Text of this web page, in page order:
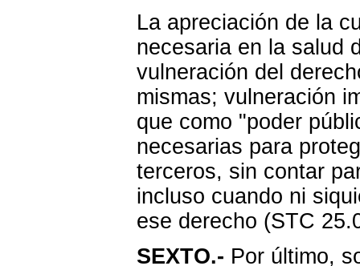
La apreciación de la
necesaria en la salud
vulneración del
mismas; vulneración
que como "poder
necesarias para
terceros, sin contar
incluso cuando ni
ese derecho (STC
SEXTO.- Por último,